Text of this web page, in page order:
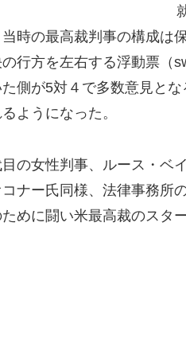
当時の最高裁判事の構成は
の行方を左右する浮動票（
側が5対４で多数意見と
ようになった。
目の女性判事、ルース・ベ
コナー氏同様、法律事務所
めに闘い米最高裁のスタ